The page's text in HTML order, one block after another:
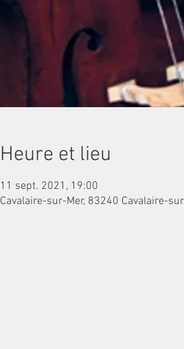
Heure et lieu
11 sept. 2021, 19:00
Cavalaire-sur-Mer, 83240 Cavalaire-